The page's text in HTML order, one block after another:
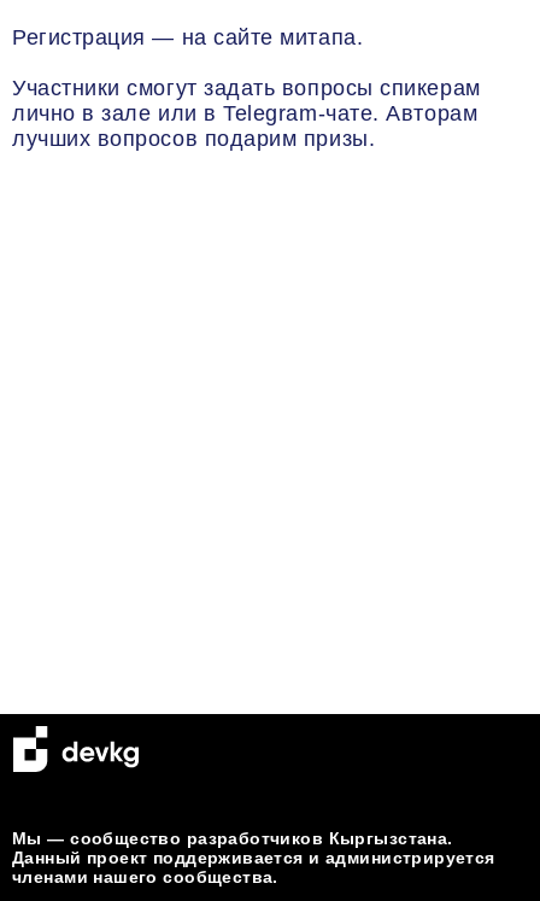
Регистрация — на сайте митапа.
Участники смогут задать вопросы спикерам
лично в зале или в Telegram-чате. Авторам
лучших вопросов подарим призы.
Мы — сообщество разработчиков Кыргызстана.
Данный проект поддерживается и администрируется
членами нашего сообщества.